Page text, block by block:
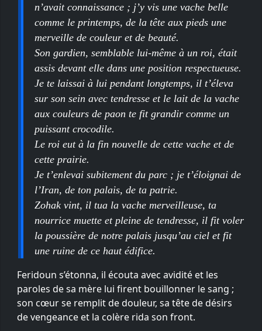
n’avait connaissance ; j’y vis une vache belle
comme le printemps, de la tête aux pieds une
merveille de couleur et de beauté.
Son gardien, semblable lui-même à un roi, était
assis devant elle dans une position respectueuse.
Je te laissai à lui pendant longtemps, il t’éleva
sur son sein avec tendresse et le lait de la vache
aux couleurs de paon te fit grandir comme un
puissant crocodile.
Le roi eut à la fin nouvelle de cette vache et de
cette prairie.
Je t’enlevai subitement du parc ; je t’éloignai de
l’Iran, de ton palais, de ta patrie.
Zohak vint, il tua la vache merveilleuse, ta
nourrice muette et pleine de tendresse, il fit voler
la poussière de notre palais jusqu’au ciel et fit
une ruine de ce haut édifice.
Feridoun s’étonna, il écouta avec avidité et les
paroles de sa mère lui firent bouillonner le sang ;
son cœur se remplit de douleur, sa tête de désirs
de vengeance et la colère rida son front.